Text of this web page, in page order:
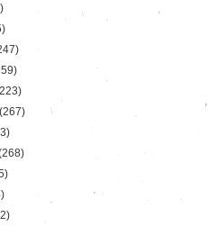
(267)